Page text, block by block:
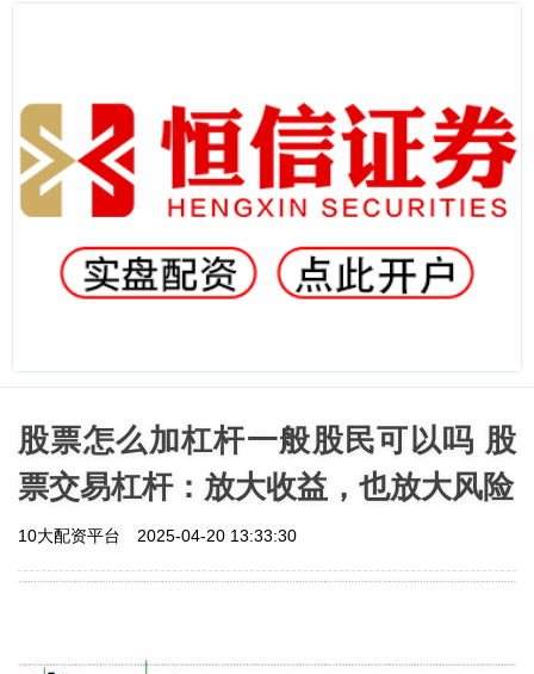
股票怎么加杠杆一般股民可以吗 股
票交易杠杆：放大收益，也放大风险
10大配资平台 2025-04-20 13:33:30